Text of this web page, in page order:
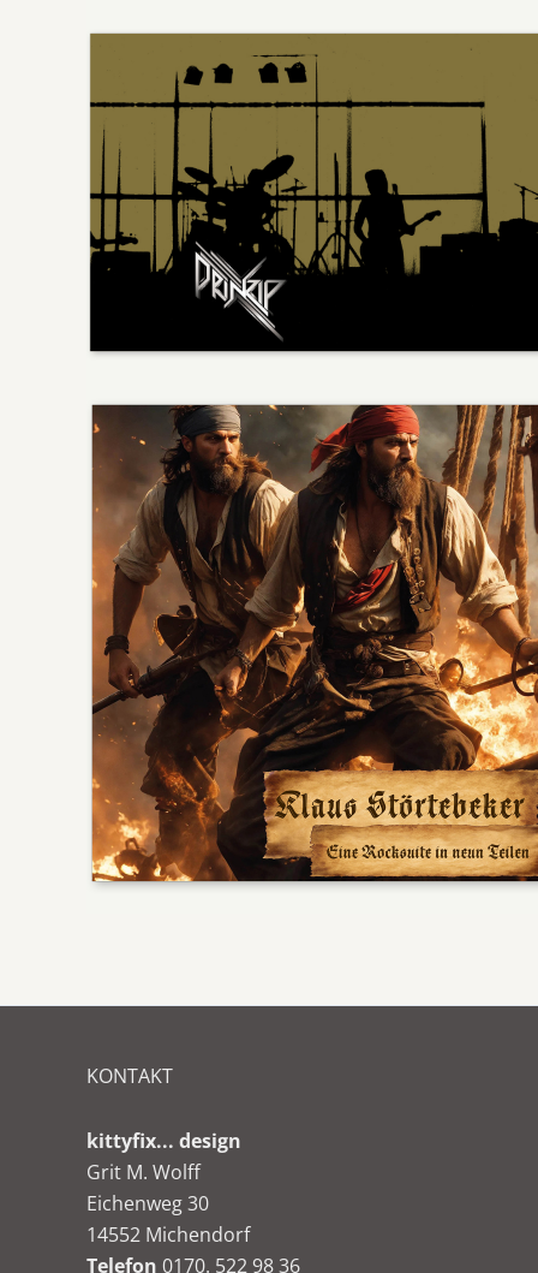
KONTAKT
kittyfix... design
Grit M. Wolff
Eichenweg 30
14552 Michendorf
Telefon 0170. 522 98 36